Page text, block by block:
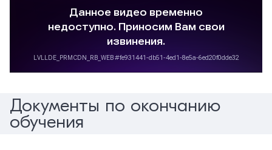
Документы по окончанию
обучения